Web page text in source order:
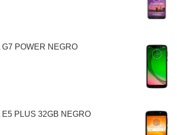
G7 POWER NEGRO
E5 PLUS 32GB NEGRO